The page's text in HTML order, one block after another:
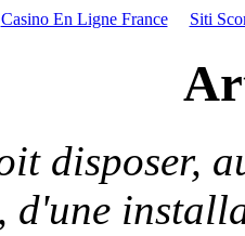
Casino En Ligne France Siti
disposer,
d'une